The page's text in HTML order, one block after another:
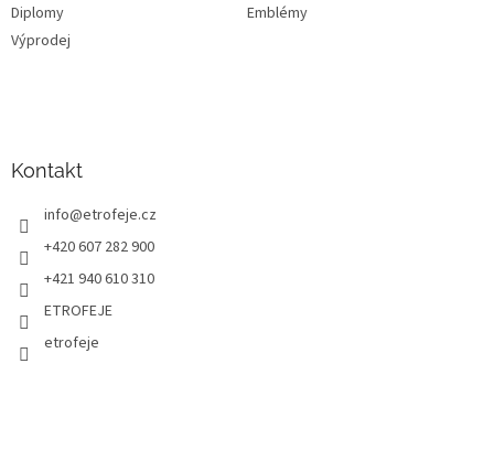
Diplomy
Emblémy
Výprodej
Kontakt
info@etrofeje.cz
+420 607 282 900
+421 940 610 310
ETROFEJE
etrofeje